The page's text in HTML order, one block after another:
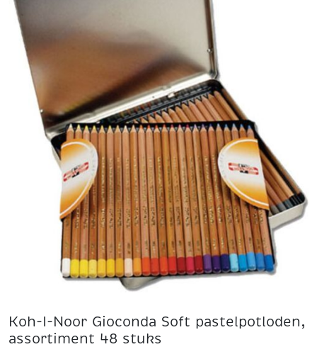
Koh-I-Noor Gioconda Soft pastelpotloden,
assortiment 48 stuks